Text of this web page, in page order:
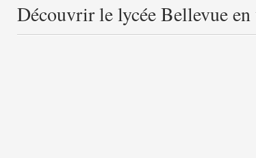
Découvrir le lycée Bellevue